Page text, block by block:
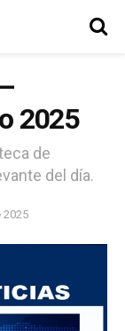
2025
de
del día.
2025